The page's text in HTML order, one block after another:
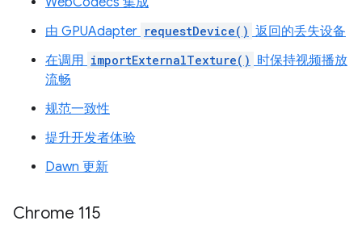
由 GPUAdapter requestDevice() 返回的丢失设备
在调用 importExternalTexture() 时保持视频播放
流畅
规范一致性
提升开发者体验
Dawn 更新
Chrome 115